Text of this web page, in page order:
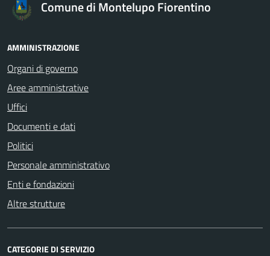
Comune di Montelupo Fiorentino
AMMINISTRAZIONE
Organi di governo
Aree amministrative
Uffici
Documenti e dati
Politici
Personale amministrativo
Enti e fondazioni
Altre strutture
CATEGORIE DI SERVIZIO